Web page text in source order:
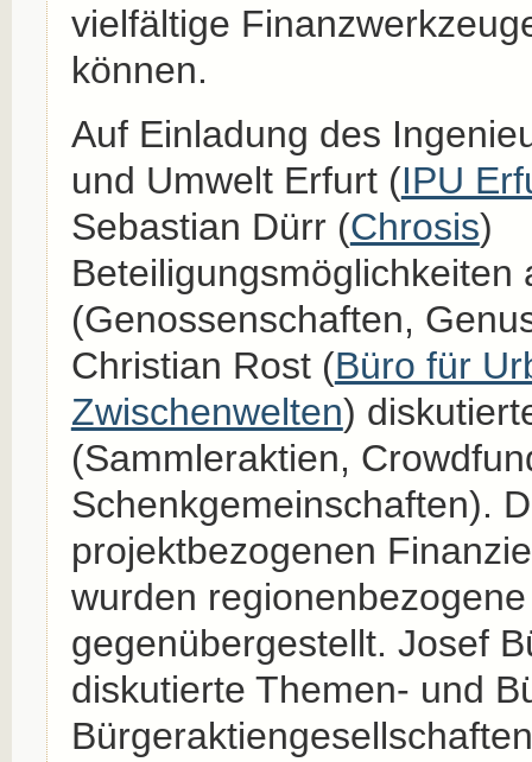
vielfältige
können.
Auf Einladung des
und Umwelt Erfurt (IPU
Sebastian Dürr (Chrosis)
Beteiligungsmöglichkeiten
(Genossenschaften,
Christian Rost (Büro für
Zwischenwelten)
(Sammleraktien,
Schenkgemeinschaften).
projektbezogenen
wurden
gegenübergestellt. Josef
diskutierte Themen- und